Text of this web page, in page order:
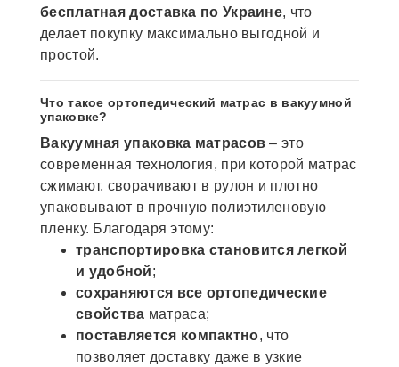
бесплатная доставка по Украине, что
делает покупку максимально выгодной и
простой.
Что такое ортопедический матрас в вакуумной
упаковке?
Вакуумная упаковка матрасов – это
современная технология, при которой матрас
сжимают, сворачивают в рулон и плотно
упаковывают в прочную полиэтиленовую
пленку. Благодаря этому:
транспортировка становится легкой
и удобной;
сохраняются все ортопедические
свойства матраса;
поставляется компактно, что
позволяет доставку даже в узкие